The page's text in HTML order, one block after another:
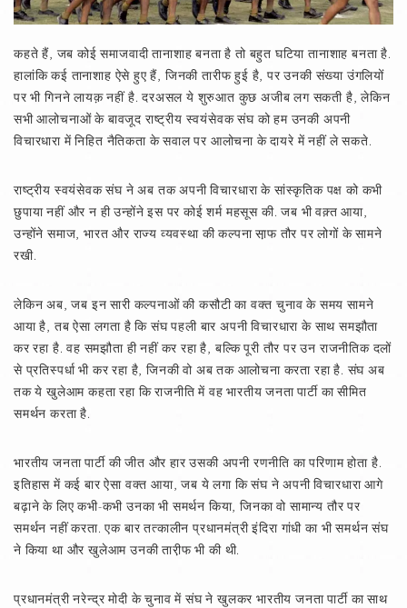
कहते हैं, जब कोई समाजवादी तानाशाह बनता है तो बहुत घटिया तानाशाह बनता है.
हालांकि कई तानाशाह ऐसे हुए हैं, जिनकी तारीफ हुई है, पर उनकी संख्या उंगलियों
पर भी गिनने लायक़ नहीं है. दरअसल ये शुरुआत कुछ अजीब लग सकती है, लेकिन
सभी आलोचनाओं के बावजूद राष्ट्रीय स्वयंसेवक संघ को हम उनकी अपनी
विचारधारा में निहित नैतिकता के सवाल पर आलोचना के दायरे में नहीं ले सकते.
राष्ट्रीय स्वयंसेवक संघ ने अब तक अपनी विचारधारा के सांस्कृतिक पक्ष को कभी
छुपाया नहीं और न ही उन्होंने इस पर कोई शर्म महसूस की. जब भी वक़्त आया,
उन्होंने समाज, भारत और राज्य व्यवस्था की कल्पना सा़फ तौर पर लोगों के सामने
रखी.
लेकिन अब, जब इन सारी कल्पनाओं की कसौटी का वक्त चुनाव के समय सामने
आया है, तब ऐसा लगता है कि संघ पहली बार अपनी विचारधारा के साथ समझौता
कर रहा है. वह समझौता ही नहीं कर रहा है, बल्कि पूरी तौर पर उन राजनीतिक दलों
से प्रतिस्पर्धा भी कर रहा है, जिनकी वो अब तक आलोचना करता रहा है. संघ अब
तक ये खुलेआम कहता रहा कि राजनीति में वह भारतीय जनता पार्टी का सीमित
समर्थन करता है.
भारतीय जनता पार्टी की जीत और हार उसकी अपनी रणनीति का परिणाम होता है.
इतिहास में कई बार ऐसा वक्त आया, जब ये लगा कि संघ ने अपनी विचारधारा आगे
बढ़ाने के लिए कभी-कभी उनका भी समर्थन किया, जिनका वो सामान्य तौर पर
समर्थन नहीं करता. एक बार तत्कालीन प्रधानमंत्री इंदिरा गांधी का भी समर्थन संघ
ने किया था और खुलेआम उनकी तारी़फ भी की थी.
प्रधानमंत्री नरेन्द्र मोदी के चुनाव में संघ ने खुलकर भारतीय जनता पार्टी का साथ